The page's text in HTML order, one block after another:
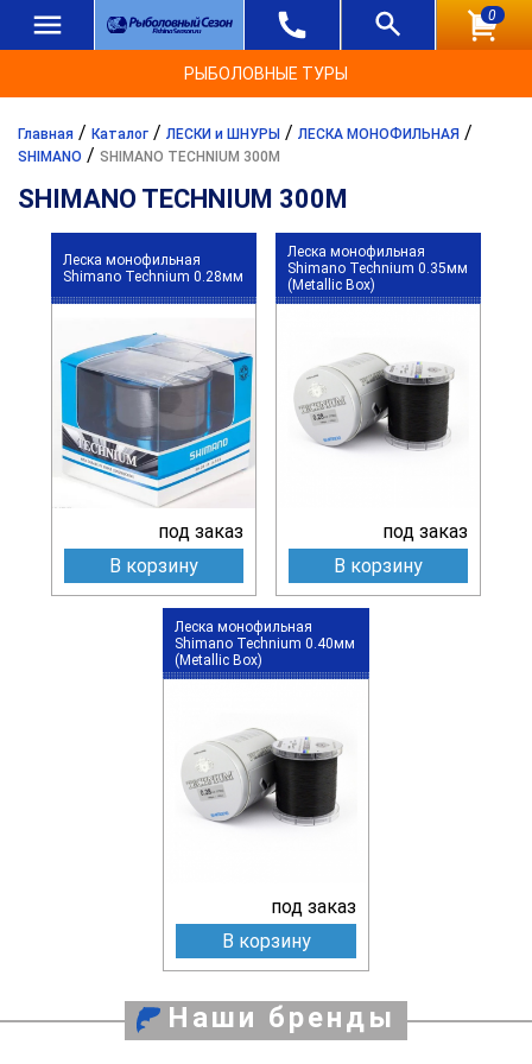
0
РЫБОЛОВНЫЕ ТУРЫ
Главная / Каталог / ЛЕСКИ и ШНУРЫ / ЛЕСКА МОНОФИЛЬНАЯ /
SHIMANO / SHIMANO TECHNIUM 300М
SHIMANO TECHNIUM 300М
Леска монофильная
Shimano Technium 0.28мм
под заказ
В корзину
Леска монофильная
Shimano Technium 0.35мм
(Metallic Box)
под заказ
В корзину
Леска монофильная
Shimano Technium 0.40мм
(Metallic Box)
под заказ
В корзину
Наши бренды